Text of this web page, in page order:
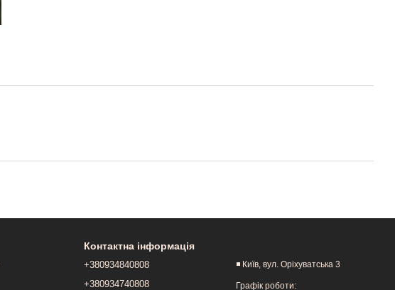
Контактна інформація
+380934840808
+380934740808
◾️ Київ, вул. Оріхуватська 3
Графік роботи: